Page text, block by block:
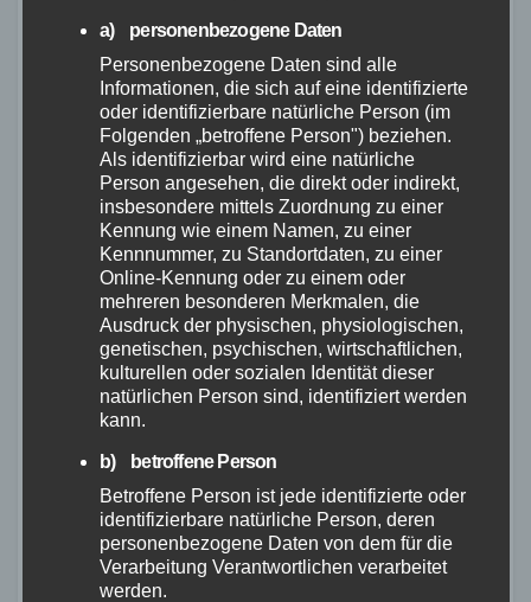
Containerbrand im
Industriegebiet Horhausen:
Feuerwehr verhindert weitere
Ausbreitung
7. AUG. 2026
FEUERWEHR NEUWIED POLIZEI RETTUNGSDIENST
Flächenbrand bei Oberdreis:
Feuerwehr verhindert
Übergreifen auf Waldgebiet
7. AUG. 2026
FEUERWEHR
a) personenbezogene Daten
Personenbezogene Daten sind alle
Informationen, die sich auf eine identifizierte
oder identifizierbare natürliche Person (im
Folgenden „betroffene Person") beziehen.
Als identifizierbar wird eine natürliche
Person angesehen, die direkt oder indirekt,
insbesondere mittels Zuordnung zu einer
Kennung wie einem Namen, zu einer
Kennnummer, zu Standortdaten, zu einer
Online-Kennung oder zu einem oder
mehreren besonderen Merkmalen, die
Ausdruck der physischen, physiologischen,
genetischen, psychischen, wirtschaftlichen,
kulturellen oder sozialen Identität dieser
natürlichen Person sind, identifiziert werden
kann.
b) betroffene Person
Betroffene Person ist jede identifizierte oder
identifizierbare natürliche Person, deren
personenbezogene Daten von dem für die
Verarbeitung Verantwortlichen verarbeitet
werden.